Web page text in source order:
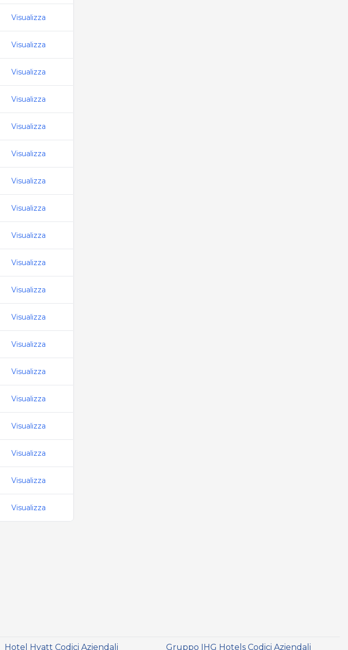
Visualizza
Visualizza
Visualizza
Visualizza
Visualizza
Visualizza
Visualizza
Visualizza
Visualizza
Visualizza
Visualizza
Visualizza
Visualizza
Visualizza
Visualizza
Visualizza
Visualizza
Visualizza
Visualizza
Hotel Hyatt Codici Aziendali Gruppo IHG Hotels Codici Aziendali